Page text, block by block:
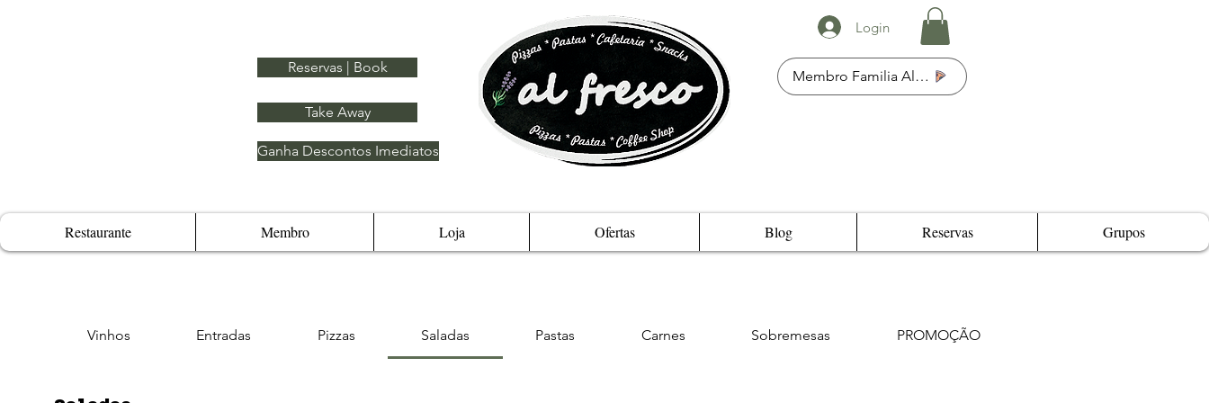
Reservas | Book
Take Away
Ganha Descontos Imediatos
Login
Membro Familia Al Fresco
Restaurante Membro Loja Ofertas Blog Reservas Grupos
Vinhos Entradas Pizzas Saladas Pastas Carnes Sobremesas PROMOÇÃO